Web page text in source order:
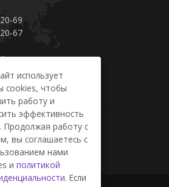
69
67
использует
cookies, чтобы
работу и
эффективность
Продолжая работу с
вы соглашаетесь с
нами
и политикой
. Если